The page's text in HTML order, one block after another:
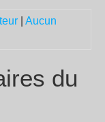
Aucun
du